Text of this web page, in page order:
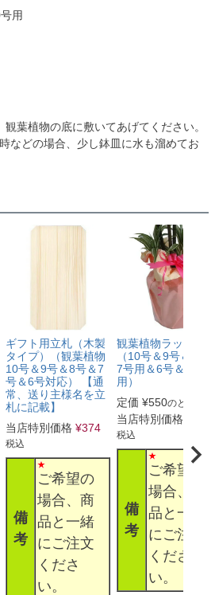
用
葉植物の底に敷いてあげてください。
などの場合、少し鉢皿に水も溜めてお
ギフト用立札（木製
タイプ）（観葉植物
10号＆9号＆8号＆7
号＆6号対応） 【通
常、送り主様名を立
札に記載】
当店特別価格 ¥374
税込
備
考
ご希望の
場合、商
品と一緒
にご注文
くださ
い。
観葉植物ラッピン
（10号＆9号＆8号
7号用＆6号＆5号
用）
定価 ¥550のところ
当店特別価格
税込
備
考
ご希望の
場合、商
品と一緒
にご注文
くださ
い。